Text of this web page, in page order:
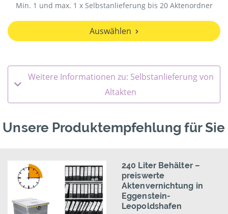
Min. 1 und max. 1 x Selbstanlieferung bis 20 Aktenordner
Auswählen
Weitere Informationen zu: Selbstanlieferung von
Altakten
Unsere Produktempfehlung für Sie
240 Liter Behälter –
preiswerte
Aktenvernichtung in
Eggenstein-
Leopoldshafen